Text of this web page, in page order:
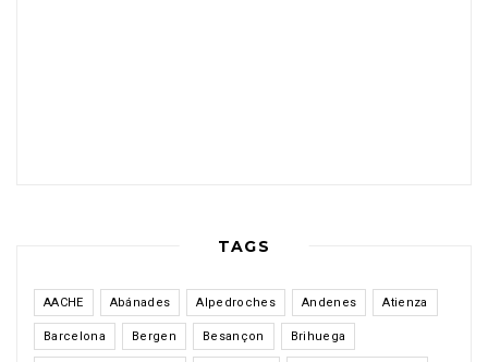
TAGS
AACHE Abánades Alpedroches Andenes Atienza
Barcelona Bergen Besançon Brihuega